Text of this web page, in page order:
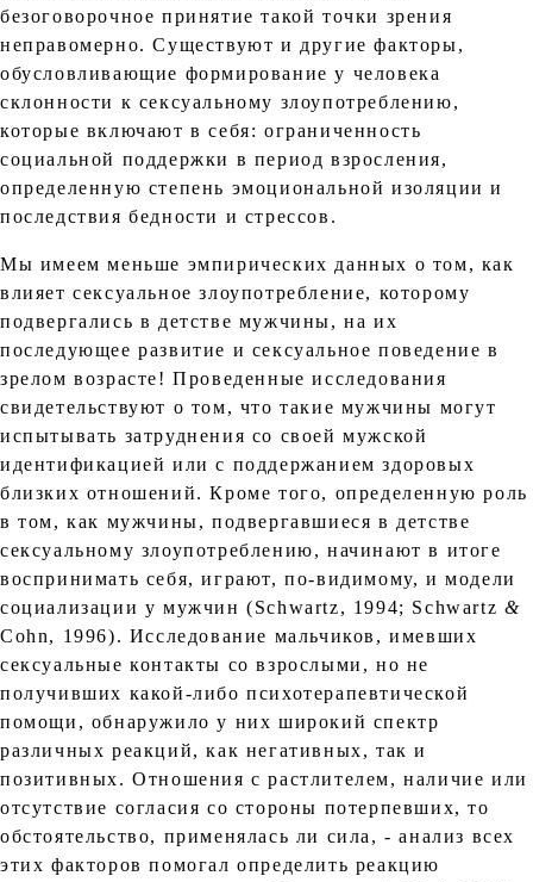
безоговорочное принятие такой точки зрения
неправомерно. Существуют и другие факторы,
обусловливающие формирование у человека
склонности к сексуальному злоупотреблению,
которые включают в себя: ограниченность
социальной поддержки в период взросления,
определенную степень эмоциональной изоляции и
последствия бедности и стрессов.
Мы имеем меньше эмпирических данных о том, как
влияет сексуальное злоупотребление, которому
подвергались в детстве мужчины, на их
последующее развитие и сексуальное поведение в
зрелом возрасте! Проведенные исследования
свидетельствуют о том, что такие мужчины могут
испытывать затруднения со своей мужской
идентификацией или с поддержанием здоровых
близких отношений. Кроме того, определенную роль
в том, как мужчины, подвергавшиеся в детстве
сексуальному злоупотреблению, начинают в итоге
воспринимать себя, играют, по-видимому, и модели
социализации у мужчин (Schwartz, 1994; Schwartz &
Cohn, 1996). Исследование мальчиков, имевших
сексуальные контакты со взрослыми, но не
получивших какой-либо психотерапевтической
помощи, обнаружило у них широкий спектр
различных реакций, как негативных, так и
позитивных. Отношения с растлителем, наличие или
отсутствие согласия со стороны потерпевших, то
обстоятельство, применялась ли сила, - анализ всех
этих факторов помогал определить реакцию